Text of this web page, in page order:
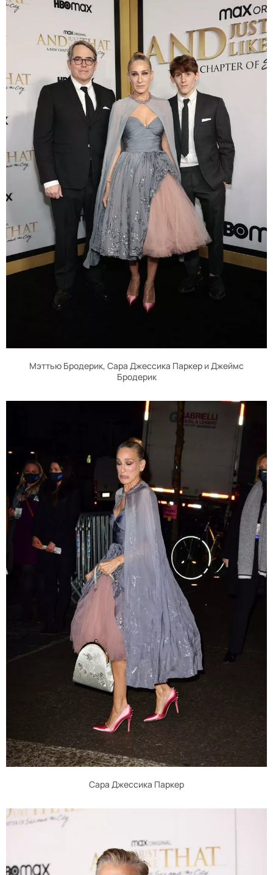
Мэттью Бродерик, Сара Джессика Паркер и Джеймс
Бродерик
Сара Джессика Паркер